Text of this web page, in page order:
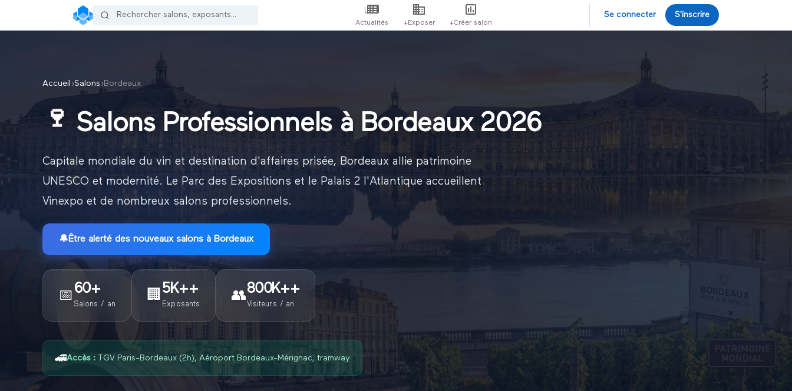
Actualités +Exposer +Créer salon
Se connecter S'inscrire
Accueil ›Salons › Bordeaux
🍷 Salons Professionnels à Bordeaux 2026
Capitale mondiale du vin et destination d'affaires prisée, Bordeaux allie patrimoine
UNESCO et modernité. Le Parc des Expositions et le Palais 2 l'Atlantique accueillent
Vinexpo et de nombreux salons professionnels.
🔔Être alerté des nouveaux salons à Bordeaux
📅60+
Salons / an
🏢 5K++
Exposants
👥800K++
Visiteurs / an
🚄Accès : TGV Paris-Bordeaux (2h), Aéroport Bordeaux-Mérignac, tramway